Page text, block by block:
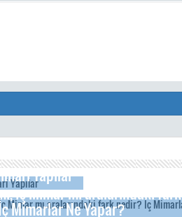
Yapılar
İç Mimar mı aralarındaki fark
Mimarlar Ne Yapar?